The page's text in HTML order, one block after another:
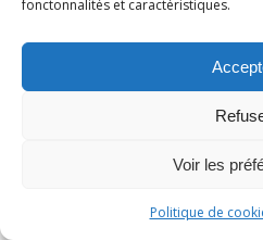
fonctonnalités et caractéristiques.
Voir les
Politique de
Judo
Karaté
Kayak Polo